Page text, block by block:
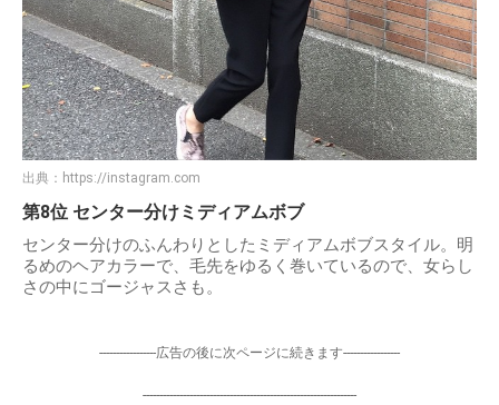
出典： https://instagram.com
第8位 センター分けミディアムボブ
センター分けのふんわりとしたミディアムボブスタイル。明
るめのヘアカラーで、毛先をゆるく巻いているので、女らし
さの中にゴージャスさも。
-----------------広告の後に次ページに続きます-----------------
----------------------------------------------------------------